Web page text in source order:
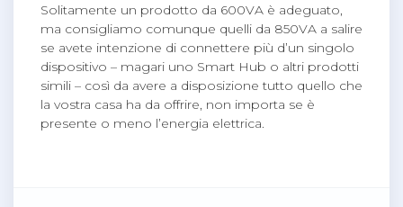
Solitamente un prodotto da 600VA è adeguato,
ma consigliamo comunque quelli da 850VA a salire
se avete intenzione di connettere più d’un singolo
dispositivo – magari uno Smart Hub o altri prodotti
simili – così da avere a disposizione tutto quello che
la vostra casa ha da offrire, non importa se è
presente o meno l’energia elettrica.